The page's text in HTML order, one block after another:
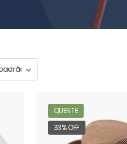
QUENTE
33% OFF